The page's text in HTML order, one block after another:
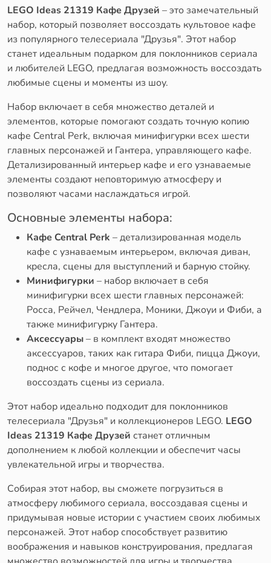
LEGO Ideas 21319 Кафе Друзей – это замечательный
набор, который позволяет воссоздать культовое кафе
из популярного телесериала "Друзья". Этот набор
станет идеальным подарком для поклонников сериала
и любителей LEGO, предлагая возможность воссоздать
любимые сцены и моменты из шоу.
Набор включает в себя множество деталей и
элементов, которые помогают создать точную копию
кафе Central Perk, включая минифигурки всех шести
главных персонажей и Гантера, управляющего кафе.
Детализированный интерьер кафе и его узнаваемые
элементы создают неповторимую атмосферу и
позволяют часами наслаждаться игрой.
Основные элементы набора:
Кафе Central Perk – детализированная модель
кафе с узнаваемым интерьером, включая диван,
кресла, сцены для выступлений и барную стойку.
Минифигурки – набор включает в себя
минифигурки всех шести главных персонажей:
Росса, Рейчел, Чендлера, Моники, Джоуи и Фиби, а
также минифигурку Гантера.
Аксессуары– в комплект входят множество
аксессуаров, таких как гитара Фиби, пицца Джоуи,
поднос с кофе и многое другое, что помогает
воссоздать сцены из сериала.
Этот набор идеально подходит для поклонников
телесериала "Друзья" и коллекционеров LEGO. LEGO
Ideas 21319 Кафе Друзей станет отличным
дополнением к любой коллекции и обеспечит часы
увлекательной игры и творчества.
Собирая этот набор, вы сможете погрузиться в
атмосферу любимого сериала, воссоздавая сцены и
придумывая новые истории с участием своих любимых
персонажей. Этот набор способствует развитию
воображения и навыков конструирования, предлагая